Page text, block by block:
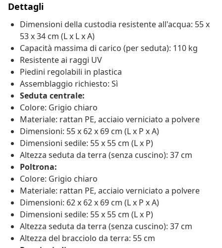
Dettagli
Dimensioni della custodia resistente all'acqua: 55 x
53 x 34 cm (L x L x A)
Capacità massima di carico (per seduta): 110 kg
Resistente ai raggi UV
Piedini regolabili in plastica
Assemblaggio richiesto: Sì
Seduta centrale:
Colore: Grigio chiaro
Materiale: rattan PE, acciaio verniciato a polvere
Dimensioni: 55 x 62 x 69 cm (L x P x A)
Dimensioni sedile: 55 x 55 cm (L x P)
Altezza seduta da terra (senza cuscino): 37 cm
Poltrona:
Colore: Grigio chiaro
Materiale: rattan PE, acciaio verniciato a polvere
Dimensioni: 62 x 62 x 69 cm (L x P x A)
Dimensioni sedile: 55 x 55 cm (L x P)
Altezza seduta da terra (senza cuscino): 37 cm
Altezza del bracciolo da terra: 55 cm